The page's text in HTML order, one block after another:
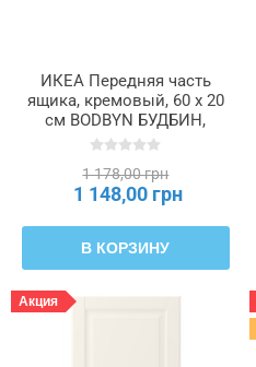
ИКЕА Передняя часть
ящика, кремовый, 60 x 20
см BODBYN БУДБИН,
802.082.61
1 178,00 грн
1 148,00 грн
В КОРЗИНУ
Акция